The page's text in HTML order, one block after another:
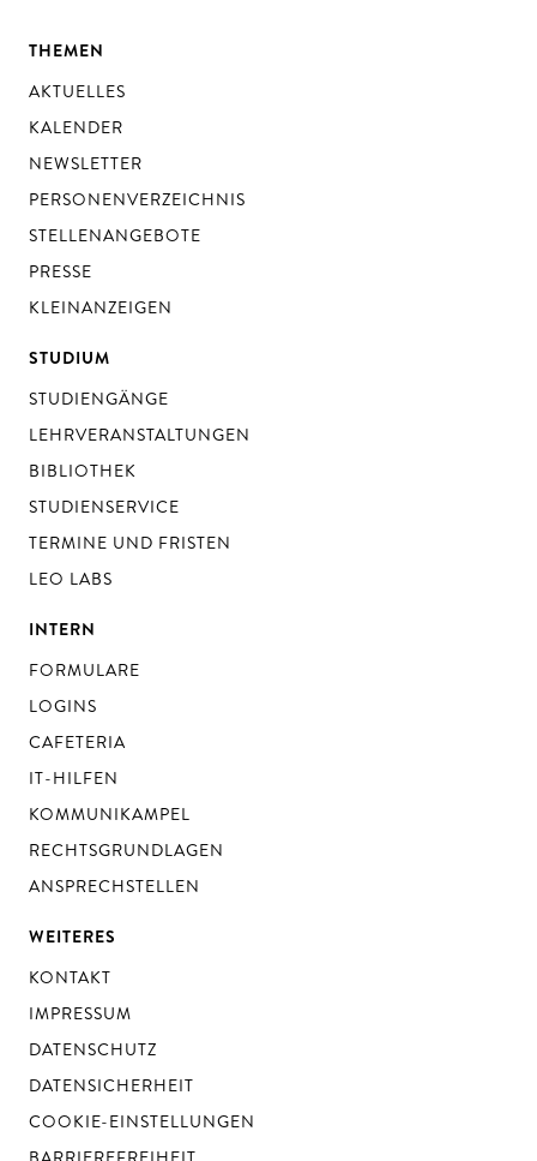
THEMEN
AKTUELLES
KALENDER
NEWSLETTER
PERSONENVERZEICHNIS
STELLENANGEBOTE
PRESSE
KLEINANZEIGEN
STUDIUM
STUDIENGÄNGE
LEHRVERANSTALTUNGEN
BIBLIOTHEK
STUDIENSERVICE
TERMINE UND FRISTEN
LEO LABS
INTERN
FORMULARE
LOGINS
CAFETERIA
IT-HILFEN
KOMMUNIKAMPEL
RECHTSGRUNDLAGEN
ANSPRECHSTELLEN
WEITERES
KONTAKT
IMPRESSUM
DATENSCHUTZ
DATENSICHERHEIT
COOKIE-EINSTELLUNGEN